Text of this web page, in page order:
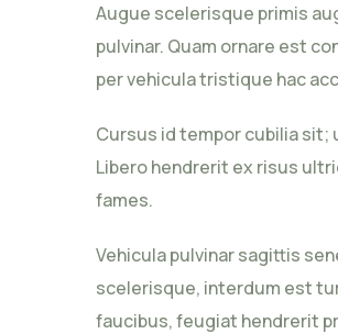
Augue scelerisque primis
pulvinar. Quam ornare est
per vehicula tristique hac
Cursus id tempor cubilia
Libero hendrerit ex risus
fames.
Vehicula pulvinar sagittis
scelerisque, interdum est
faucibus, feugiat hendrerit